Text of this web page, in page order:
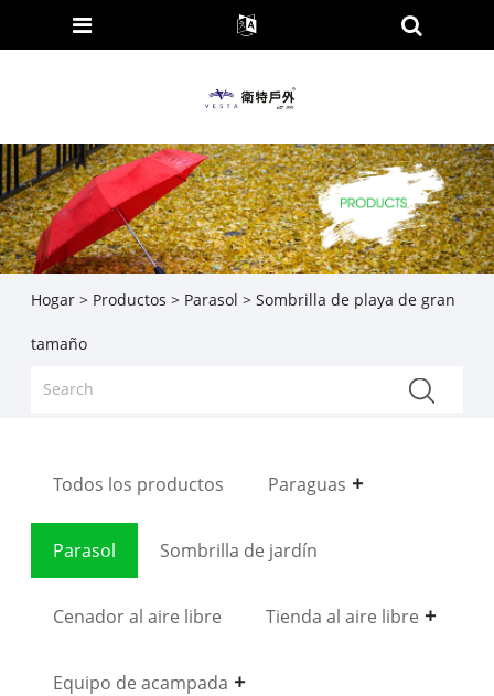
Hogar > Productos > Parasol > Sombrilla de playa de gran
tamaño
Todos los productos Paraguas
Parasol Sombrilla de jardín
Cenador al aire libre Tienda al aire libre
Equipo de acampada